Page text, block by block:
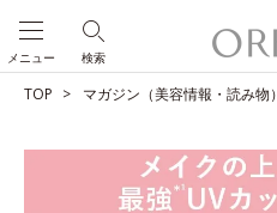
検索
メニュー
TOP マガジン（美容情報・読み物）